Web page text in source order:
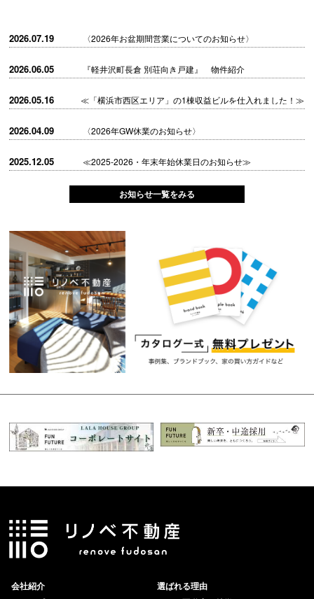
2026.07.19 〈2026年お盆期間営業についてのお知らせ〉
2026.06.05 『軽井沢町長倉 別荘向き戸建』 物件紹介
2026.05.16 ≪「横浜市西区エリア」の1棟収益ビルを仕入れました！≫
2026.04.09 〈2026年GW休業のお知らせ〉
2025.12.05 ≪2025-2026・年末年始休業日のお知らせ≫
お知らせ一覧をみる
会社紹介
選ばれる理由